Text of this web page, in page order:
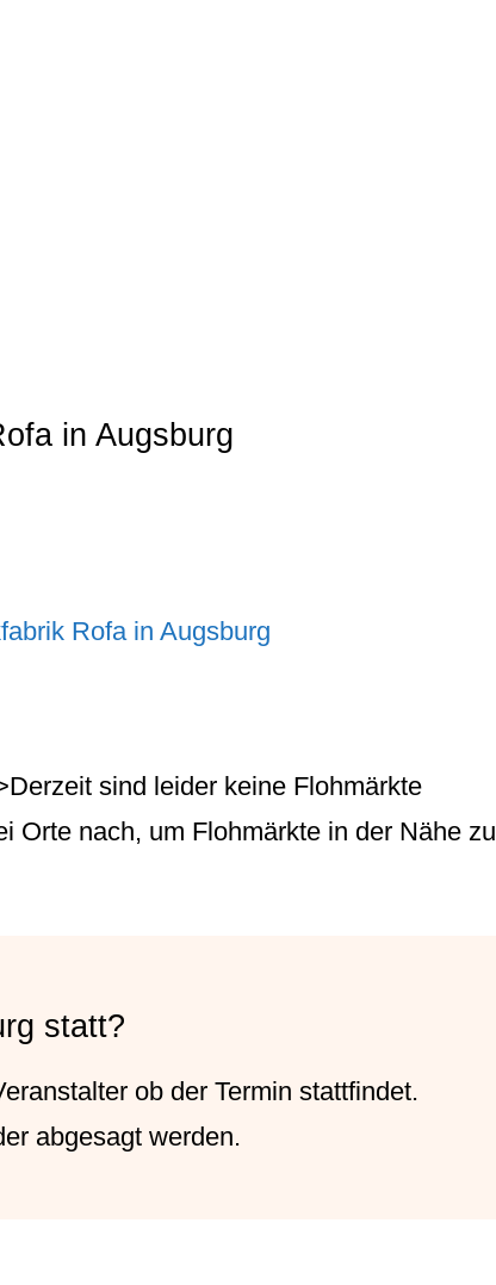
in Augsburg
Rofa in Augsburg
sind leider keine Flohmärkte
Orte nach, um Flohmärkte in der Nähe zu
statt?
ob der Termin stattfindet.
abgesagt werden.